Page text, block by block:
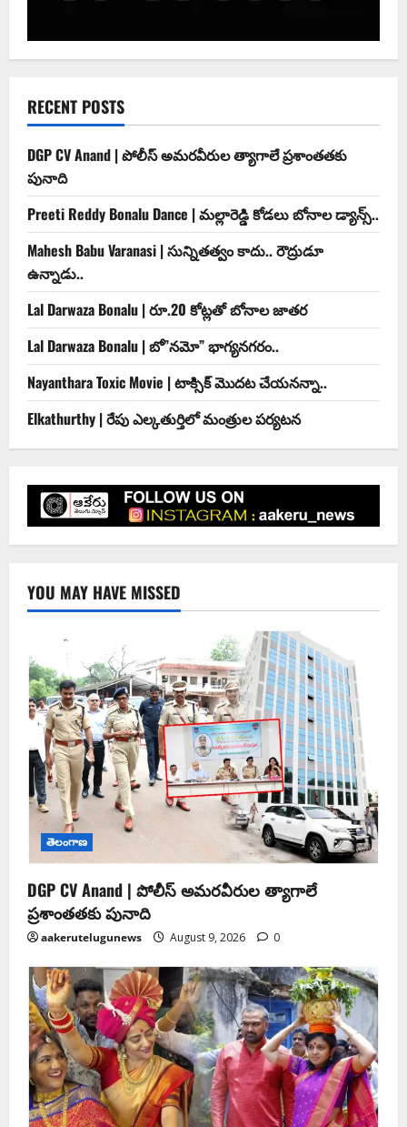
RECENT POSTS
DGP CV Anand | పోలీస్ అమరవీరుల త్యాగాలే ప్రశాంతతకు
పునాది
Preeti Reddy Bonalu Dance | మ‌ల్లారెడ్డి కోడ‌లు బోనాల‌ డ్యాన్స్..
Mahesh Babu Varanasi | సున్నితత్వం కాదు.. రౌద్రుడూ
ఉన్నాడు..
Lal Darwaza Bonalu | రూ.20 కోట్ల‌తో బోనాల జాత‌ర‌
Lal Darwaza Bonalu | బో”న‌మో” భాగ్య‌న‌గ‌రం..
Nayanthara Toxic Movie | టాక్సిక్ మొదట చేయనన్నా..
Elkathurthy | రేపు ఎల్కతుర్తిలో మంత్రుల పర్యటన
YOU MAY HAVE MISSED
తెలంగాణ
DGP CV Anand | పోలీస్ అమరవీరుల త్యాగాలే
ప్రశాంతతకు పునాది
aakerutelugunews August 9, 2026 0